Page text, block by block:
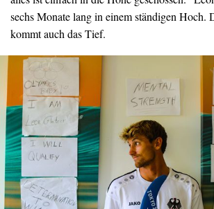
sechs Monate lang in einem ständigen Hoch.
kommt auch das Tief.